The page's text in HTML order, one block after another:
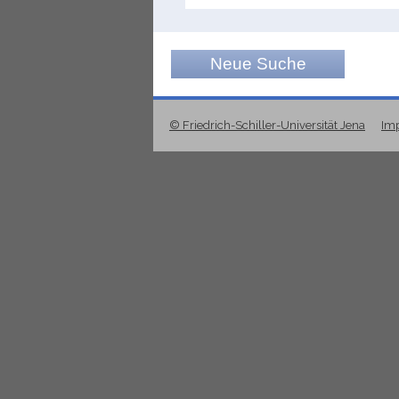
Neue Suche
© Friedrich-Schiller-Universität Jena